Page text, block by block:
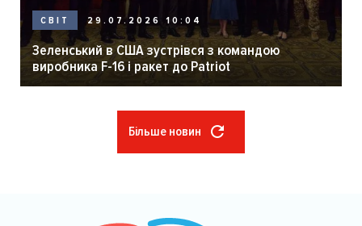
СВІТ 29.07.2026 10:04
Зеленський в США зустрівся з командою
виробника F-16 і ракет до Patriot
Більше новин